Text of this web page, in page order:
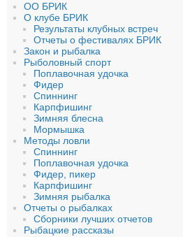
ОО БРИК
О клубе БРИК
Результаты клубных встреч
Отчеты о фестивалях БРИК
Закон и рыбалка
Рыболовный спорт
Поплавочная удочка
Фидер
Спиннинг
Карпфишинг
Зимняя блесна
Мормышка
Методы ловли
Спиннинг
Поплавочная удочка
Фидер, пикер
Карпфишинг
Зимняя рыбалка
Отчеты о рыбалках
Сборники лучших отчетов
Рыбацкие рассказы